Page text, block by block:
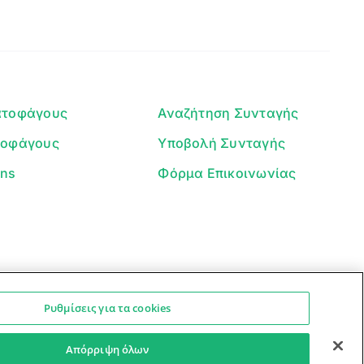
Αναζήτηση Συνταγής
Υποβολή Συνταγής
Φόρμα Επικοινωνίας
Προστασία Προσωπικών Δεδομένων
Ο βοηθός μπορεί να κάνει λάθη — ελέγξτε τις συνταγές.
Ρυθμίσεις για τα cookies
Απόρριψη όλων